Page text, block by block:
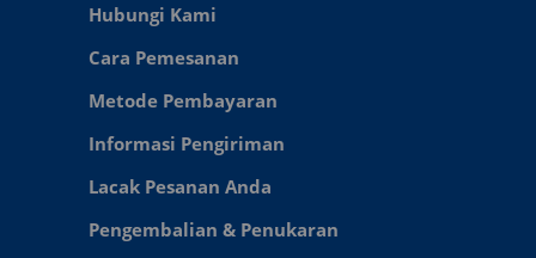
Hubungi Kami
Cara Pemesanan
Metode Pembayaran
Informasi Pengiriman
Lacak Pesanan Anda
Pengembalian & Penukaran